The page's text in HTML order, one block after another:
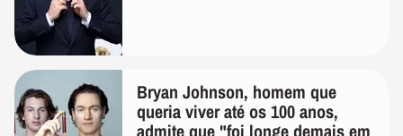
Bryan Johnson, homem que
queria viver até os 100 anos,
admite que "foi longe demais em